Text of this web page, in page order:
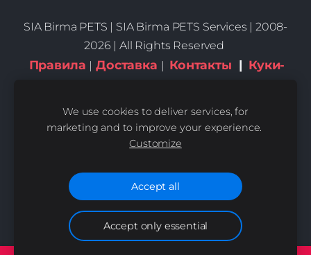
SIA Birma PETS | SIA Birma PETS Services | 2008-
2026 | All Rights Reserved
Правила | Доставка | Контакты | Куки-
We use cookies to deliver services, for
marketing and to improve your experience.
Customize
Accept all
Accept only essential